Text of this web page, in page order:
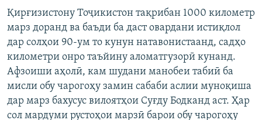
Қирғизистону Тоҷикистон тақрибан 1000 километр
марз доранд ва баъди ба даст овардани истиқлол
дар солҳои 90-ум то кунун натавонистаанд, садҳо
километри онро таъйину аломатгузорӣ кунанд.
Афзоиши аҳолӣ, кам шудани манобеи табиӣ ба
мисли обу чарогоҳу замин сабаби аслии муноқиша
дар марз бахусус вилоятҳои Суғду Бодканд аст. Ҳар
сол мардуми рустоҳои марзӣ барои обу чарогоҳу